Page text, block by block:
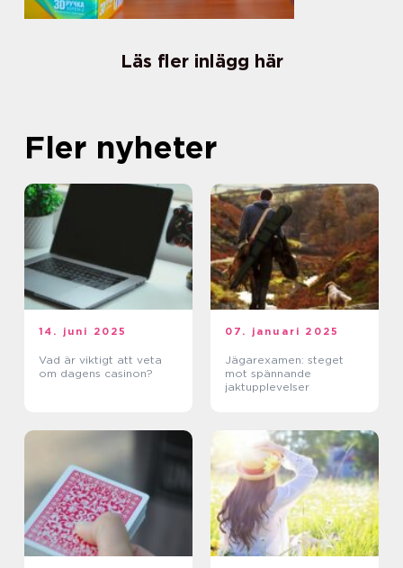
Läs fler inlägg här
Fler nyheter
14. juni 2025
Vad är viktigt att veta
om dagens casinon?
07. januari 2025
Jägarexamen: steget
mot spännande
jaktupplevelser